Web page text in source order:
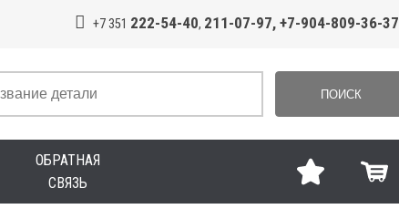
+7 351 222-54-40, 211-07-97, +7-904-809-36-37
ПОИСК
ОБРАТНАЯ
СВЯЗЬ